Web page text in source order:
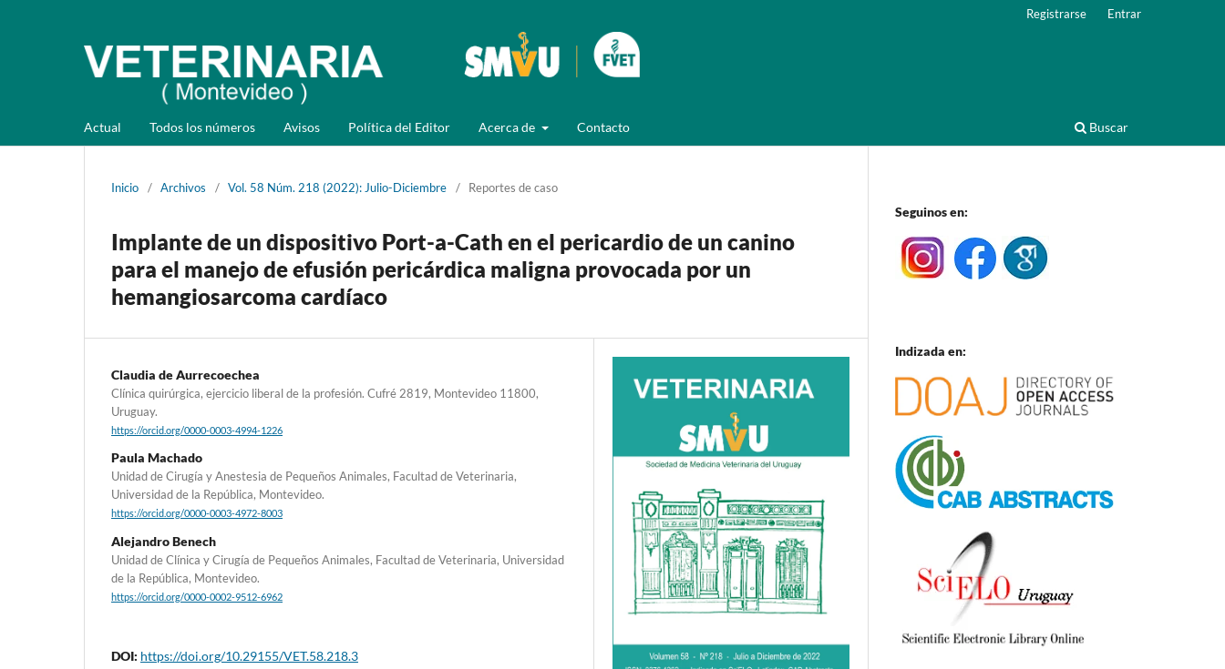
Actual Todos los números Avisos Política del Editor Acerca de Contacto Buscar
Registrarse Entrar
Inicio / Archivos / Vol. 58 Núm. 218 (2022): Julio-Diciembre / Reportes de caso
Implante de un dispositivo Port-a-Cath en el pericardio de un canino
para el manejo de efusión pericárdica maligna provocada por un
hemangiosarcoma cardíaco
Claudia de Aurrecoechea
Clínica quirúrgica, ejercicio liberal de la profesión. Cufré 2819, Montevideo 11800,
Uruguay.
https://orcid.org/0000-0003-4994-1226
Paula Machado
Unidad de Cirugía y Anestesia de Pequeños Animales, Facultad de Veterinaria,
Universidad de la República, Montevideo.
https://orcid.org/0000-0003-4972-8003
Alejandro Benech
Unidad de Clínica y Cirugía de Pequeños Animales, Facultad de Veterinaria, Universidad
de la República, Montevideo.
https://orcid.org/0000-0002-9512-6962
DOI: https://doi.org/10.29155/VET.58.218.3
Seguinos en:
Indizada en: